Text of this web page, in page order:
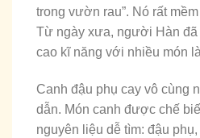
trong vườn rau”. Nó rất
Từ ngày xưa, người Hàn đã
cao kĩ năng với nhiều món
Canh đậu phụ cay vô cùng
dẫn. Món canh được chế
nguyên liệu dễ tìm: đậu